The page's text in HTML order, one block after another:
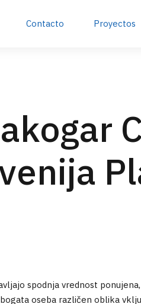
Contacto Proyectos
spodnja vrednost
oseba različen oblika